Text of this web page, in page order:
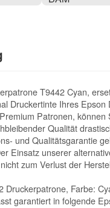
T9442 Cyan,
Druckertinte Ihres Epson
Patronen, können
Qualität
und Qualitätsgarantie
Einsatz unserer
zum Verlust der
Druckerpatrone, Farbe:
garantiert in folgende